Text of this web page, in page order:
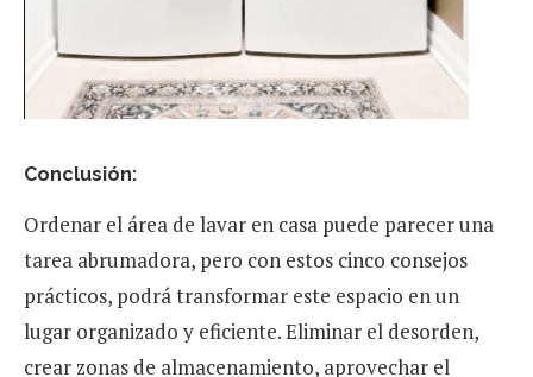
Conclusión:
Ordenar el área de lavar en casa puede parecer una
tarea abrumadora, pero con estos cinco consejos
prácticos, podrá transformar este espacio en un
lugar organizado y eficiente. Eliminar el desorden,
crear zonas de almacenamiento, aprovechar el